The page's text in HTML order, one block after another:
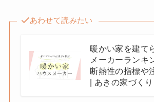
あわせて読みたい
暖かい家を建て
メーカーランキ
断熱性の指標や
| あきの家づくり